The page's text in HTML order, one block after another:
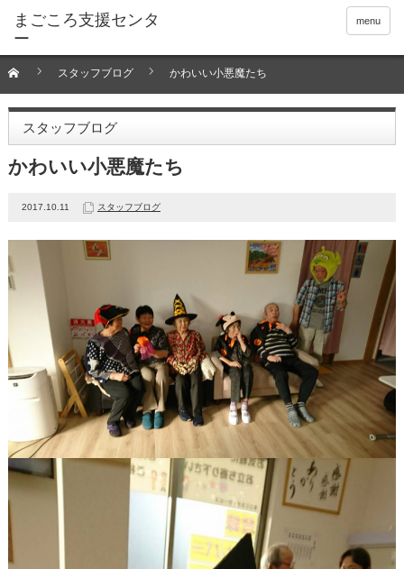
menu
スタッフブログ かわいい小悪魔たち
スタッフブログ
かわいい小悪魔たち
2017.10.11 スタッフブログ